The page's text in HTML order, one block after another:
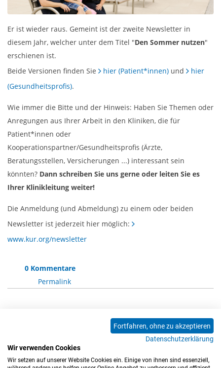
Er ist wieder raus. Gemeint ist der zweite Newsletter in
diesem Jahr, welcher unter dem Titel "Den Sommer nutzen"
erschienen ist.
Beide Versionen finden Sie
hier (Patient*innen) und
hier
(Gesundheitsprofis).
Wie immer die Bitte und der Hinweis: Haben Sie Themen oder
Anregungen aus Ihrer Arbeit in den Kliniken, die für
Patient*innen oder
Kooperationspartner/Gesundheitsprofis (Ärzte,
Beratungsstellen, Versicherungen ...) interessant sein
könnten? Dann schreiben Sie uns gerne oder leiten Sie es
Ihrer Klinikleitung weiter!
Die Anmeldung (und Abmeldung) zu einem oder beiden
Newsletter ist jederzeit hier möglich:
www.kur.org/newsletter
0 Kommentare
Permalink
Die Kommentarfunktion ist für diesen Artikel
Fortfahren, ohne zu akzeptieren
Datenschutzerklärung
Wir verwenden Cookies
Wir setzen auf unserer Website Cookies ein. Einige von ihnen sind essenziell,